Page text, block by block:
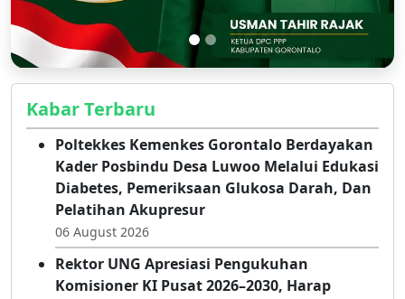
Kabar Terbaru
Poltekkes Kemenkes Gorontalo Berdayakan
Kader Posbindu Desa Luwoo Melalui Edukasi
Diabetes, Pemeriksaan Glukosa Darah, Dan
Pelatihan Akupresur
06 August 2026